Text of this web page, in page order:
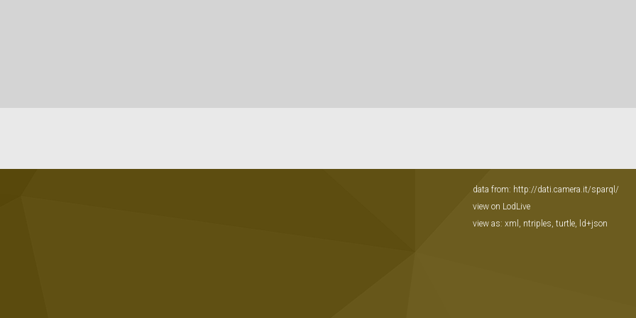
data from: http://dati.camera.it/sparql/
view on LodLive
view as: xml , ntriples, turtle, ld+json